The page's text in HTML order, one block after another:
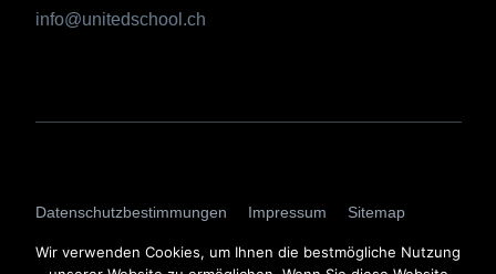
info@unitedschool.ch
Datenschutzbestimmungen AGBs
Impressum
Sitemap
Login
Wir verwenden Cookies, um Ihnen die bestmögliche Nutzung